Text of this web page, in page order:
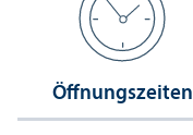
Öffnungs­zeiten